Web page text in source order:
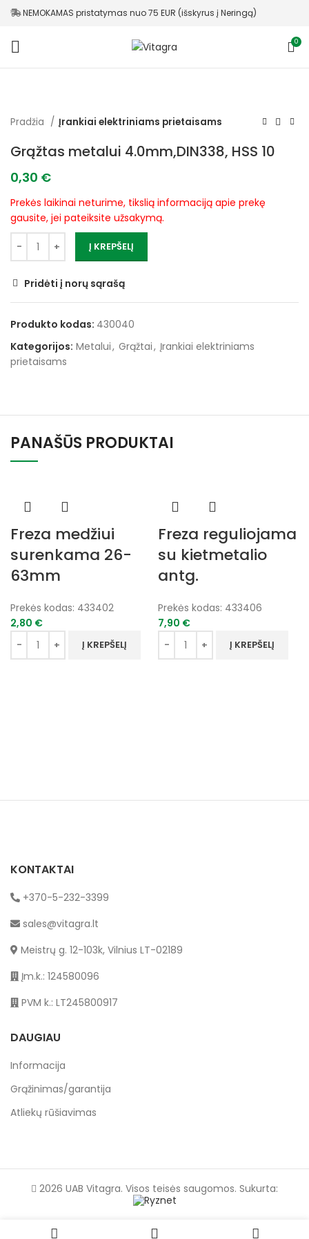
NEMOKAMAS pristatymas nuo 75 EUR (išskyrus į Neringą)
0
Pradžia Įrankiai elektriniams prietaisams
Grąžtas metalui 4.0mm,DIN338, HSS 10
0,30 €
Prekės laikinai neturime, tikslią informaciją apie prekę
gausite, jei pateiksite užsakymą.
Į KREPŠELĮ
Pridėti į norų sąrašą
Produkto kodas: 430040
Kategorijos: Metalui, Grąžtai, Įrankiai elektriniams
prietaisams
PANAŠŪS PRODUKTAI
Freza medžiui
surenkama 26-
63mm
Prekės kodas: 433402
2,80 €
Į KREPŠELĮ
Freza reguliojama
su kietmetalio
antg.
Prekės kodas: 433406
7,90 €
Į KREPŠELĮ
KONTAKTAI
+370-5-232-3399
sales@vitagra.lt
Meistrų g. 12-103k, Vilnius LT-02189
Įm.k.: 124580096
PVM k.: LT245800917
DAUGIAU
Informacija
Grąžinimas/garantija
Atliekų rūšiavimas
2026 UAB Vitagra. Visos teisės saugomos. Sukurta: